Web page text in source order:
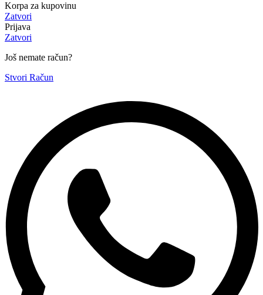
Korpa za kupovinu
Zatvori
Prijava
Zatvori
Još nemate račun?
Stvori Račun